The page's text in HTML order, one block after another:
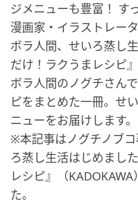
ジメニューも豊富！ す
漫画家・イラストレー
ボラ人間、せいろ蒸し
だけ！ラクうまレシピ
ボラ人間のノグチさん
ピをまとめた一冊。せ
ニューをお届けします。
※本記事はノグチノブ
ろ蒸し生活はじめまし
レシピ』（
た。